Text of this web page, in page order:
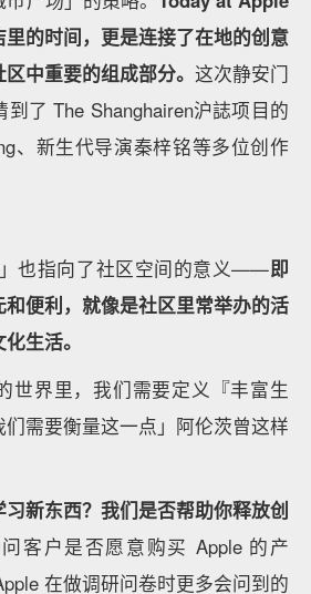
的设计灵感来自购物大街旁沿路
出 Apple 零售店策略的转变——
验，还要把这里变成一个让你可
公共空间。
提供内容的便是「Today at
at Apple 的区域也被称之为互动
年正式面世。它在 Apple 全球
会提供免费的预约互动课程，主
频、音乐、编程、艺术和设计等
户如何去使用一个应用程序，更
纽带，创建了一个在地的社区中